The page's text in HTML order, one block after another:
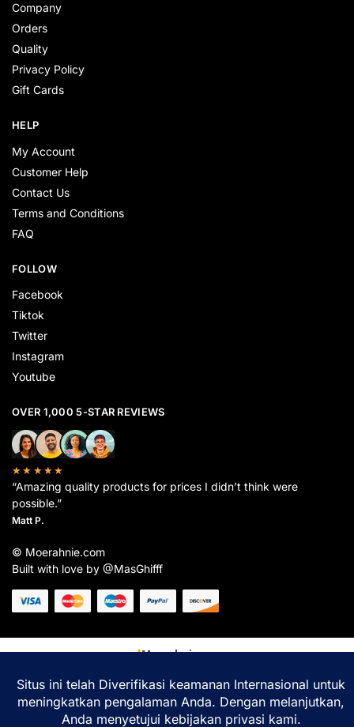
Company
Orders
Quality
Privacy Policy
Gift Cards
HELP
My Account
Customer Help
Contact Us
Terms and Conditions
FAQ
FOLLOW
Facebook
Tiktok
Twitter
Instagram
Youtube
OVER 1,000 5-STAR REVIEWS
★★★★★
“Amazing quality products for prices I didn’t think were
possible.”
Matt P.
© Moerahnie.com
Built with love by @MasGhifff
Moerahnie.com
pengalaman belanja terbaik Anda.